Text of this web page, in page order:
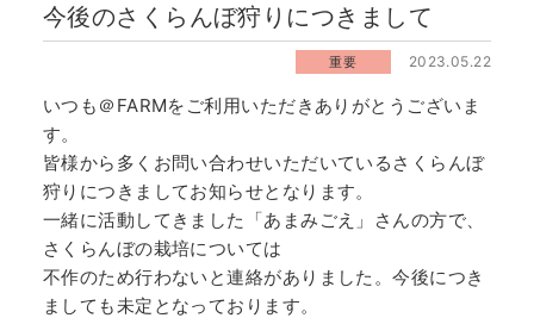
今後のさくらんぼ狩りにつきまして
重要 2023.05.22
いつも＠FARMをご利用いただきありがとうございま
す。
皆様から多くお問い合わせいただいているさくらんぼ
狩りにつきましてお知らせとなります。
一緒に活動してきました「あまみごえ」さんの方で、
さくらんぼの栽培については
不作のため行わないと連絡がありました。今後につき
ましても未定となっております。